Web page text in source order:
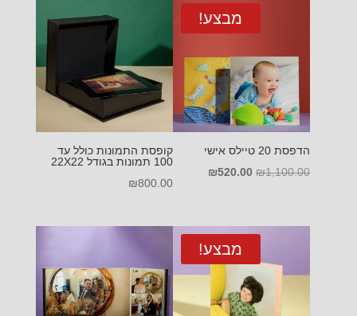
⁦₪1,440.00⁩
⁦₪580.00⁩
מבצע!
הדפסת 20 טיילס אישי
₪1,100.00
המחיר
₪1,100.00.
₪520.00
₪520.00.
קופסת התמונות כולל עד
100 תמונות בגודל 22X22
₪800.00
מבצע!